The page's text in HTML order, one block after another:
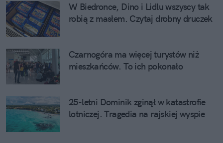
W Biedronce, Dino i Lidlu wszyscy tak
robią z masłem. Czytaj drobny druczek
Czarnogóra ma więcej turystów niż
mieszkańców. To ich pokonało
25-letni Dominik zginął w katastrofie
lotniczej. Tragedia na rajskiej wyspie